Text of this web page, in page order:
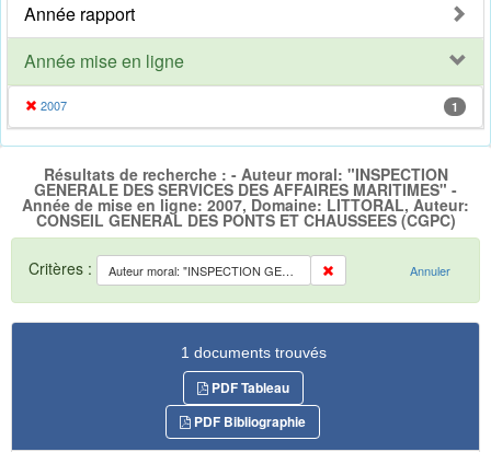
Année rapport
Année mise en ligne
2007 1
Résultats de recherche : - Auteur moral: "INSPECTION
GENERALE DES SERVICES DES AFFAIRES MARITIMES" -
Année de mise en ligne: 2007, Domaine: LITTORAL, Auteur:
CONSEIL GENERAL DES PONTS ET CHAUSSEES (CGPC)
Critères : Auteur moral: "INSPECTION GENERALE DES SERVICES DES AFFAIRES MARITIMES" Annuler
1 documents trouvés
PDF Tableau
PDF Bibliographie